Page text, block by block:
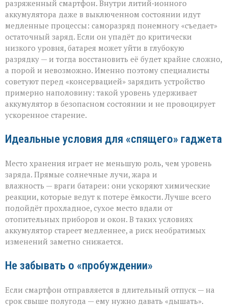
разряженный смартфон. Внутри литий‑ионного
аккумулятора даже в выключенном состоянии идут
медленные процессы: саморазряд понемногу «съедает»
остаточный заряд. Если он упадёт до критически
низкого уровня, батарея может уйти в глубокую
разрядку — и тогда восстановить её будет крайне сложно,
а порой и невозможно. Именно поэтому специалисты
советуют перед «консервацией» зарядить устройство
примерно наполовину: такой уровень удерживает
аккумулятор в безопасном состоянии и не провоцирует
ускоренное старение.
Идеальные условия для «спящего» гаджета
Место хранения играет не меньшую роль, чем уровень
заряда. Прямые солнечные лучи, жара и
влажность — враги батареи: они ускоряют химические
реакции, которые ведут к потере ёмкости. Лучше всего
подойдёт прохладное, сухое место вдали от
отопительных приборов и окон. В таких условиях
аккумулятор стареет медленнее, а риск необратимых
изменений заметно снижается.
Не забывать о «пробуждении»
Если смартфон отправляется в длительный отпуск — на
срок свыше полугода — ему нужно давать «дышать».